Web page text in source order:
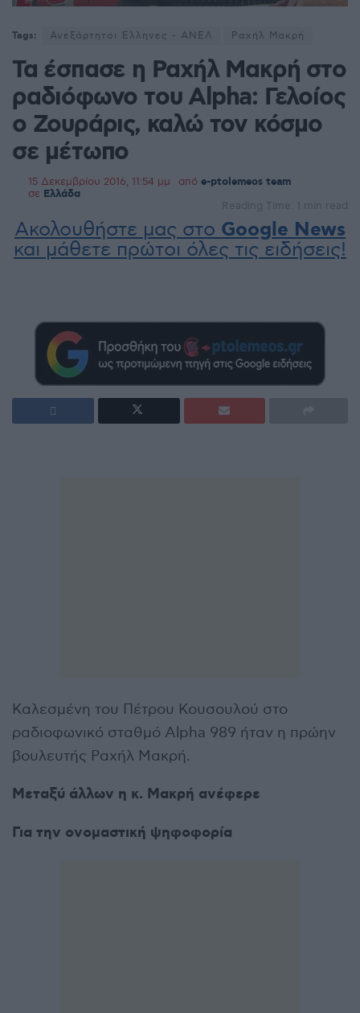
Tags: Ανεξάρτητοι Έλληνες - ΑΝΕΛ Ραχήλ Μακρή
Τα έσπασε η Ραχήλ Μακρή στο
ραδιόφωνο του Alpha: Γελοίος
ο Ζουράρις, καλώ τον κόσμο
σε μέτωπο
15 Δεκεμβρίου 2016, 11:54 μμ από e-ptolemeos team
σε Ελλάδα
Reading Time: 1 min read
Ακολουθήστε μας στο Google News
και μάθετε πρώτοι όλες τις ειδήσεις!
Καλεσμένη του Πέτρου Κουσουλού στο
ραδιοφωνικό σταθμό Alpha 989 ήταν η πρώην
βουλευτής Ραχήλ Μακρή.
Μεταξύ άλλων η κ. Μακρή ανέφερε
Για την ονομαστική ψηφοφορία